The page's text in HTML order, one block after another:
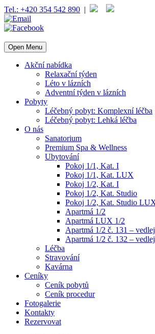
Tel.: +420 354 542 890 |
Open Menu
Akční nabídka
Relaxační týden
Léto v lázních
Adventní týden v lázních
Pobyty
Léčebný pobyt: Komplexní léčba
Léčebný pobyt: Lehká léčba
O nás
Sanatorium
Premium Spa & Wellness
Ubytování
Pokoj 1/1, Kat. I
Pokoj 1/1, Kat. LUX
Pokoj 1/2, Kat. I
Pokoj 1/2, Kat. Studio
Pokoj 1/2, Kat. Studio
Apartmá 1/2
Apartmá LUX 1/2
Apartmá 1/2 č. 131 –
Apartmá 1/2 č. 132 –
Léčba
Stravování
Kavárna
Ceníky
Ceník pobytů
Ceník procedur
Fotogalerie
Kontakty
Rezervovat